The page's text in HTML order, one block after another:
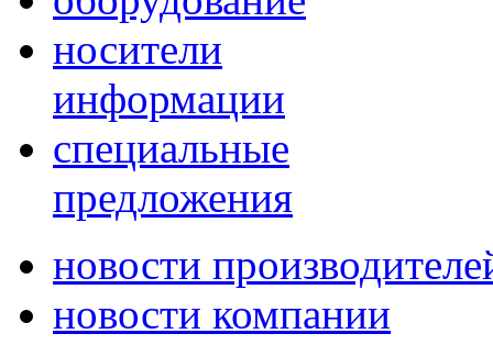
носители
информации
специальные
предложения
новости
новости компании